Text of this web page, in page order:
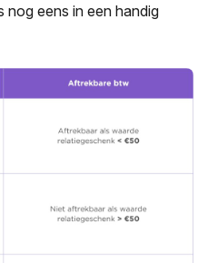
nog eens in een handig